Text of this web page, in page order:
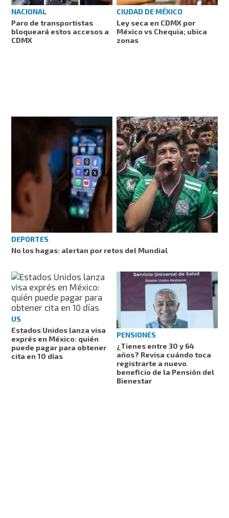
NACIONAL
Paro de transportistas
bloqueará estos accesos a
CDMX
CIUDAD DE MÉXICO
Ley seca en CDMX por
México vs Chequia; ubica
zonas
DEPORTES
No los hagas: alertan por retos del Mundial
US
Estados Unidos lanza visa
exprés en México: quién
puede pagar para obtener
cita en 10 días
PENSIONES
¿Tienes entre 30 y 64
años? Revisa cuándo toca
registrarte a nuevo
beneficio de la Pensión del
Bienestar